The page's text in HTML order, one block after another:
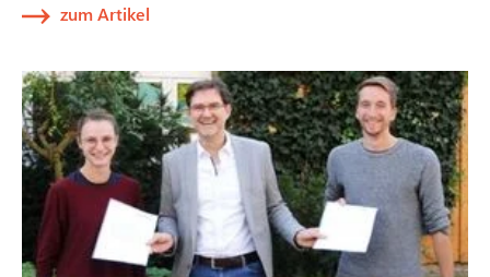
zum Artikel